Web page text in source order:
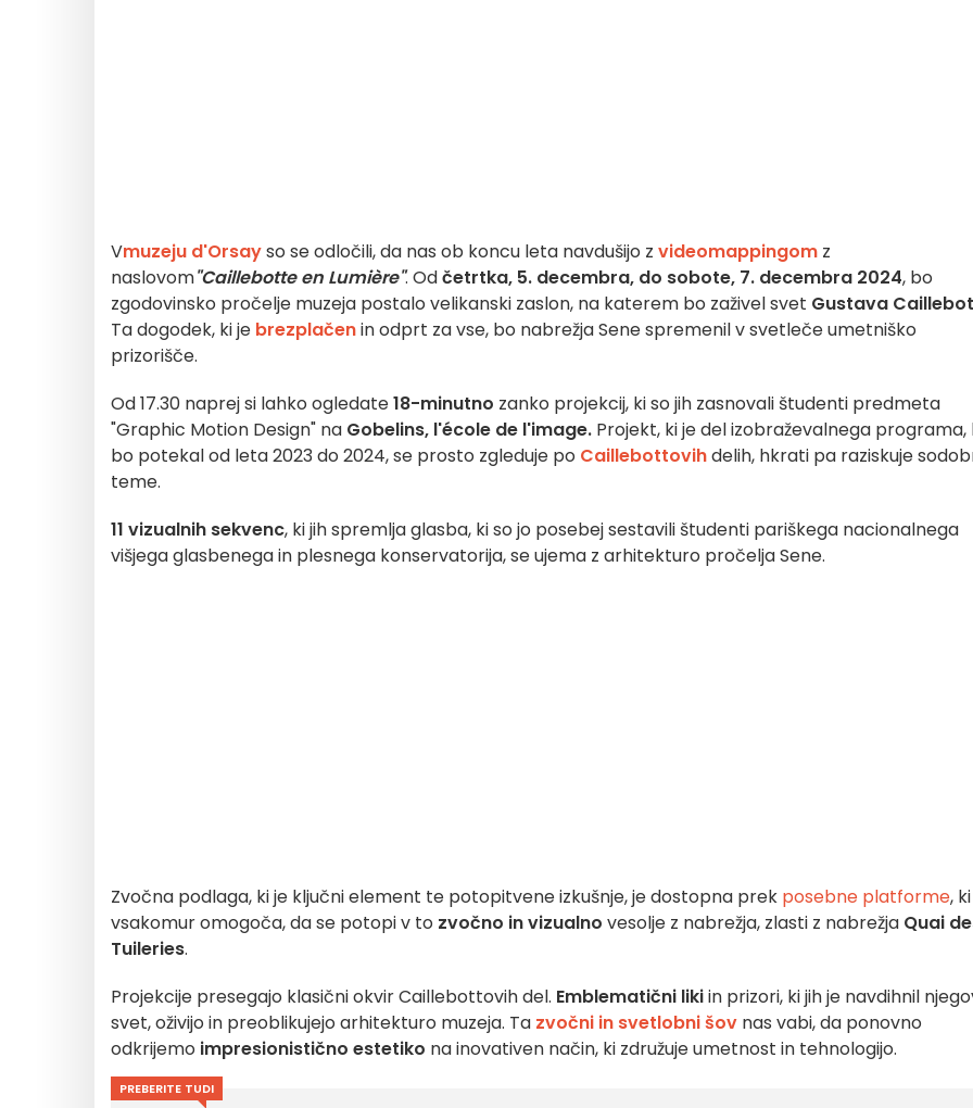
Vmuzeju d'Orsayso se odločili, da nas ob koncu leta navdušijo z videomappingom z
naslovom"Caillebotte en Lumière". Odčetrtka, 5. decembra, do sobote, 7. decembra 2024, bo
zgodovinsko pročelje muzeja postalo velikanski zaslon, na katerem bo zaživel svet Gustava
Ta dogodek, ki je brezplačenin odprt za vse, bo nabrežja Sene spremenil v svetleče umetniško
prizorišče.
Od 17.30 naprej si lahko ogledate18-minutno zanko projekcij, ki so jih zasnovali študenti predmeta
"Graphic Motion Design" na Gobelins, l'école de l'image. Projekt, ki je del izobraževalnega programa,
bo potekal od leta 2023 do 2024, se prosto zgleduje po Caillebottovihdelih, hkrati pa raziskuje
teme.
11 vizualnih sekvenc, ki jih spremlja glasba, ki so jo posebej sestavili študenti pariškega nacionalnega
višjega glasbenega in plesnega konservatorija, se ujema z arhitekturo pročelja Sene.
Zvočna podlaga, ki je ključni element te potopitvene izkušnje, je dostopna prek posebne platforme, ki
vsakomur omogoča, da se potopi v to zvočno in vizualno vesolje z nabrežja, zlasti z nabrežja Quai
Tuileries.
Projekcije presegajo klasični okvir Caillebottovih del. Emblematični likiin prizori, ki jih je navdihnil
svet, oživijo in preoblikujejo arhitekturo muzeja. Ta zvočni in svetlobni šov nas vabi, da ponovno
odkrijemo impresionistično estetiko na inovativen način, ki združuje umetnost in tehnologijo.
PREBERITE TUDI